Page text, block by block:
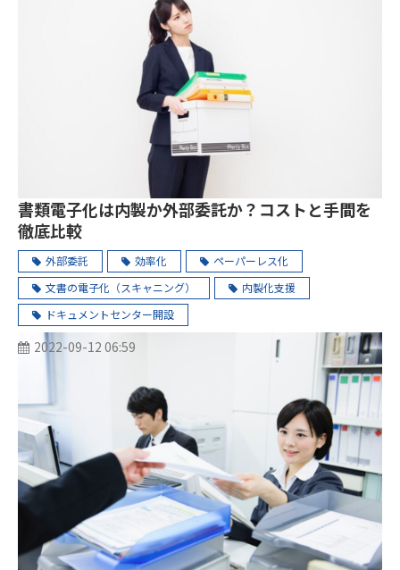
書類電子化は内製か外部委託か？コストと手間を
徹底比較
外部委託 効率化
ペーパーレス化
文書の電子化（スキャニング）
内製化支援
ドキュメントセンター開設
2022-09-12 06:59